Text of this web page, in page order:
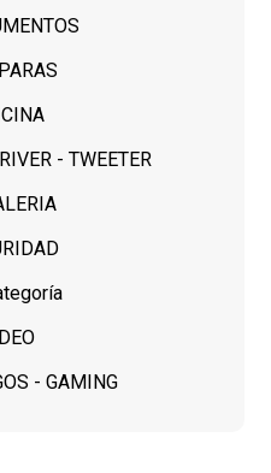
- TWEETER
- GAMING